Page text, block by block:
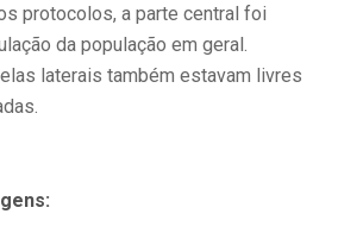
protocolos, a parte central foi
da população em geral.
laterais também estavam livres